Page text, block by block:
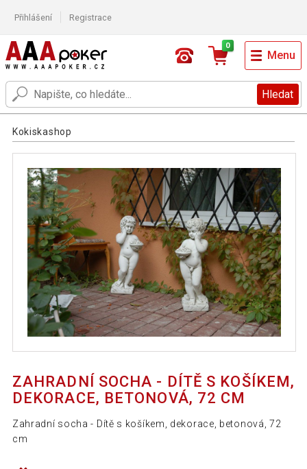
Přihlášení Registrace
Hledat
0
Menu
Kokiskashop
ZAHRADNÍ SOCHA - DÍTĚ S KOŠÍKEM,
DEKORACE, BETONOVÁ, 72 CM
Zahradní socha - Dítě s košíkem, dekorace, betonová, 72
cm